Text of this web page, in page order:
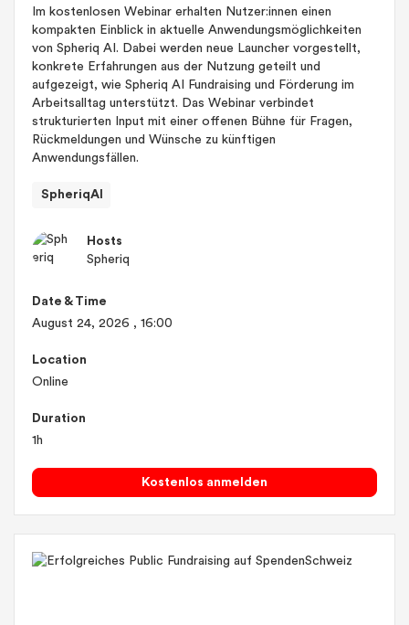
Im kostenlosen Webinar erhalten Nutzer:innen einen
kompakten Einblick in aktuelle Anwendungsmöglichkeiten
von Spheriq AI. Dabei werden neue Launcher vorgestellt,
konkrete Erfahrungen aus der Nutzung geteilt und
aufgezeigt, wie Spheriq AI Fundraising und Förderung im
Arbeitsalltag unterstützt. Das Webinar verbindet
strukturierten Input mit einer offenen Bühne für Fragen,
Rückmeldungen und Wünsche zu künftigen
Anwendungsfällen.
SpheriqAI
Hosts
Spheriq
Date & Time
August 24, 2026 , 16:00
Location
Online
Duration
1h
Kostenlos anmelden